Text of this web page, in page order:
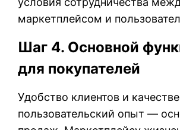
маркетплейсом и
Шаг 4. Основной
для покупателей
Удобство клиентов и
пользовательский опыт —